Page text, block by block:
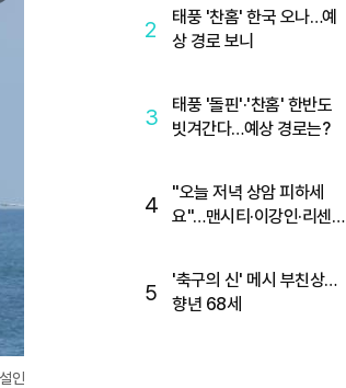
인
2
태풍 '찬홈' 한국 오나…예
상 경로 보니
3
태풍 '돌핀'·'찬홈' 한반도
빗겨간다…예상 경로는?
4
"오늘 저녁 상암 피하세
요"…맨시티·이강인·리센느
5
'축구의 신' 메시 부친상…
향년 68세